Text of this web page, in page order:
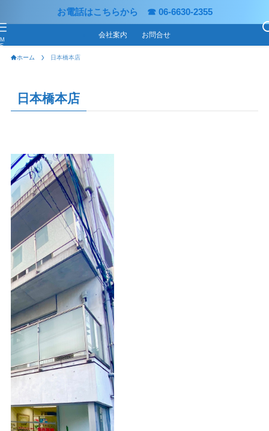
お電話はこちらから ☎ 06-6630-2355
M
E
会社案内 お問合せ
ホーム 日本橋本店
日本橋本店